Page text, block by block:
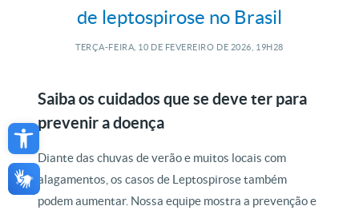
Open toolbar
de leptospirose no Brasil
TERÇA-FEIRA, 10 DE FEVEREIRO DE 2026, 19H28
Saiba os cuidados que se deve ter para
prevenir a doença
Diante das chuvas de verão e muitos locais com
alagamentos, os casos de Leptospirose também
podem aumentar. Nossa equipe mostra a prevenção e